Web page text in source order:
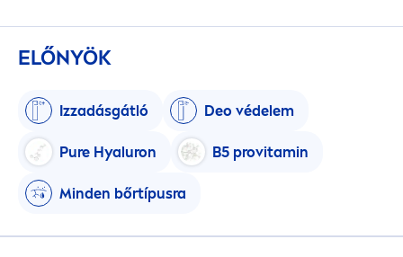
ELŐNYÖK
Izzadásgátló Deo védelem
Pure Hyaluron B5 provitamin
Minden bőrtípusra